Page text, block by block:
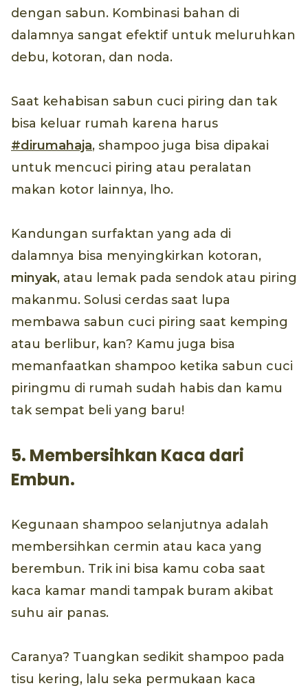
dengan sabun. Kombinasi bahan di
dalamnya sangat efektif untuk meluruhkan
debu, kotoran, dan noda.
Saat kehabisan sabun cuci piring dan tak
bisa keluar rumah karena harus
#dirumahaja, shampoo juga bisa dipakai
untuk mencuci piring atau peralatan
makan kotor lainnya, lho.
Kandungan surfaktan yang ada di
dalamnya bisa menyingkirkan kotoran,
minyak, atau lemak pada sendok atau piring
makanmu. Solusi cerdas saat lupa
membawa sabun cuci piring saat kemping
atau berlibur, kan? Kamu juga bisa
memanfaatkan shampoo ketika sabun cuci
piringmu di rumah sudah habis dan kamu
tak sempat beli yang baru!
5. Membersihkan Kaca dari
Embun.
Kegunaan shampoo selanjutnya adalah
membersihkan cermin atau kaca yang
berembun. Trik ini bisa kamu coba saat
kaca kamar mandi tampak buram akibat
suhu air panas.
Caranya? Tuangkan sedikit shampoo pada
tisu kering, lalu seka permukaan kaca